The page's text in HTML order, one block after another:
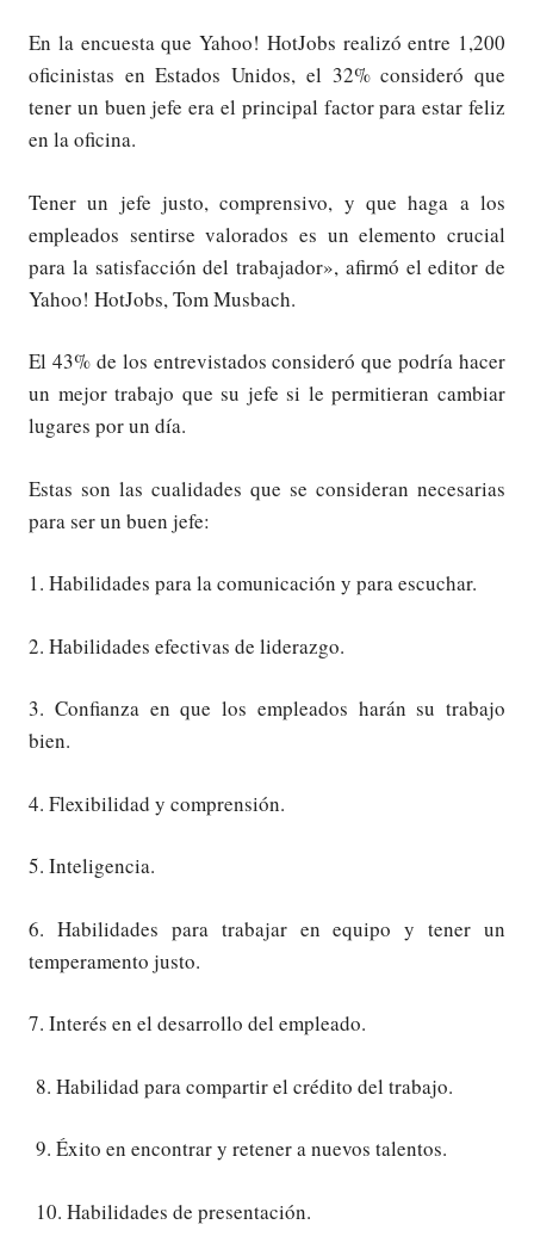
En la encuesta que Yahoo! HotJobs realizó entre 1,200
oficinistas en Estados Unidos, el 32% consideró que
tener un buen jefe era el principal factor para estar feliz
en la oficina.
Tener un jefe justo, comprensivo, y que haga a los
empleados sentirse valorados es un elemento crucial
para la satisfacción del trabajador», afirmó el editor de
Yahoo! HotJobs, Tom Musbach.
El 43% de los entrevistados consideró que podría hacer
un mejor trabajo que su jefe si le permitieran cambiar
lugares por un día.
Estas son las cualidades que se consideran necesarias
para ser un buen jefe:
1. Habilidades para la comunicación y para escuchar.
2. Habilidades efectivas de liderazgo.
3. Confianza en que los empleados harán su trabajo
bien.
4. Flexibilidad y comprensión.
5. Inteligencia.
6. Habilidades para trabajar en equipo y tener un
temperamento justo.
7. Interés en el desarrollo del empleado.
8. Habilidad para compartir el crédito del trabajo.
9. Éxito en encontrar y retener a nuevos talentos.
10. Habilidades de presentación.